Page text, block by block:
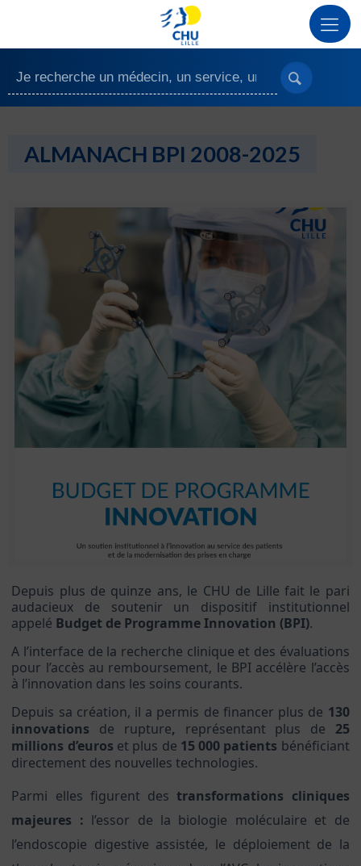
ALMANACH BPI 2008-2025
Depuis plus de quinze ans, le CHU de Lille fait le pari
audacieux de soutenir un dispositif institutionnel
appelé Budget de Programme Innovation (BPI).
A l’interface de la recherche clinique et des évaluations
pour l’accès au remboursement, le BPI accélère l’accès
à l’innovation dans les soins courants.
Depuis sa création, il a permis de financer plus de 130
innovations de rupture, représentant plus de 25
millions d’euros et plus de 15 000 patients bénéficiant
directement des nouvelles technologies.
Parmi elles figurent des transformations cliniques
majeures : l’essor de la biologie moléculaire et de
l’endoscopie digestive assistée, le déploiement de la